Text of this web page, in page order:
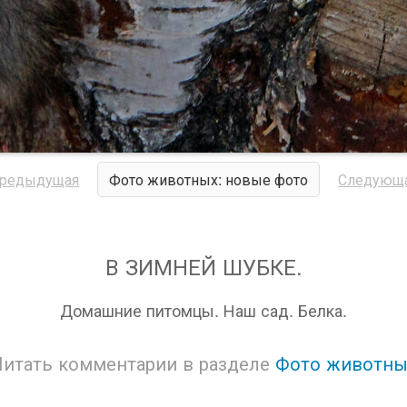
Фото животных: новые фото
В ЗИМНЕЙ ШУБКЕ.
Домашние питомцы. Наш сад. Белка.
комментарии в разделе Фото